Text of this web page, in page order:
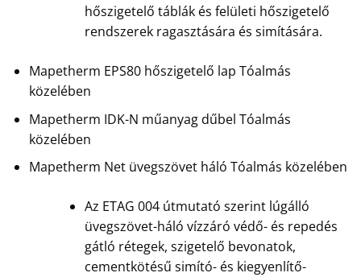
hőszigetelő táblák és felületi hőszigetelő
rendszerek ragasztására és simítására.
Mapetherm EPS80 hőszigetelő lap Tóalmás
közelében
Mapetherm IDK-N műanyag dűbel Tóalmás
közelében
Mapetherm Net üvegszövet háló Tóalmás közelében
Az ETAG 004 útmutató szerint lúgálló
üvegszövet-háló vízzáró védő- és repedés
gátló rétegek, szigetelő bevonatok,
cementkötésű simító- és kiegyenlítő-